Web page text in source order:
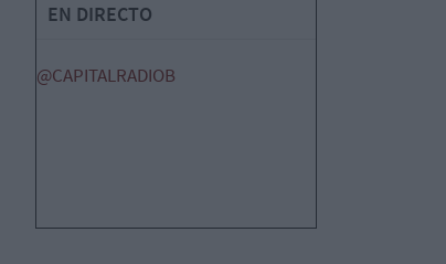
EN DIRECTO
@CAPITALRADIOB